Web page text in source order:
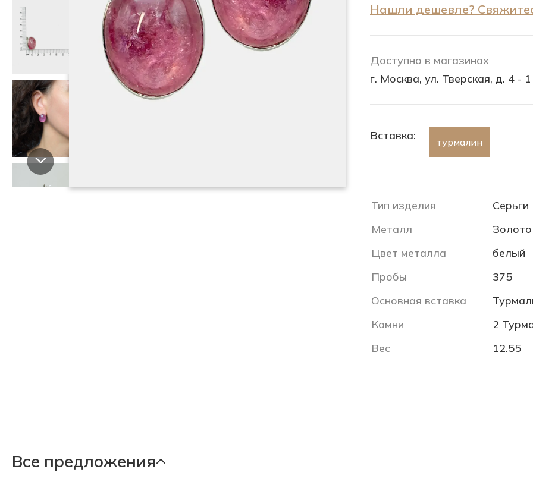
Нашли дешевле?
Доступно в магазинах
г. Москва, ул. Тверская, д. 4 -
Вставка: турмалин
Тип изделия
Серьги
Металл
Золото
Цвет металла
белый
Пробы
375
Основная вставка
Камни
2
Вес
12.55
Все предложения